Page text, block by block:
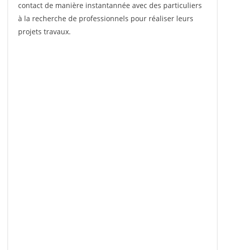
contact de manière instantannée avec des particuliers
à la recherche de professionnels pour réaliser leurs
projets travaux.